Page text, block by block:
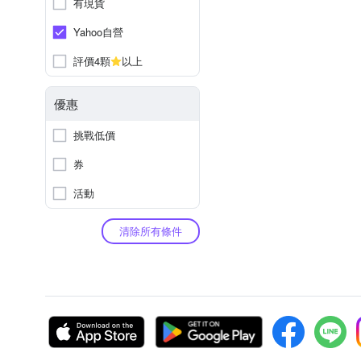
Yahoo自營
評價4顆
以上
優惠
挑戰低價
券
活動
清除所有條件